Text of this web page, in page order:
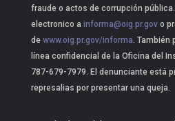
fraude o actos de corrupción
electronico a informa@oig.pr.govo
dewww.oig.pr.gov/informa. También
línea confidencial de la Oficina del
787-679-7979. El denunciante está
represalias por presentar una queja.